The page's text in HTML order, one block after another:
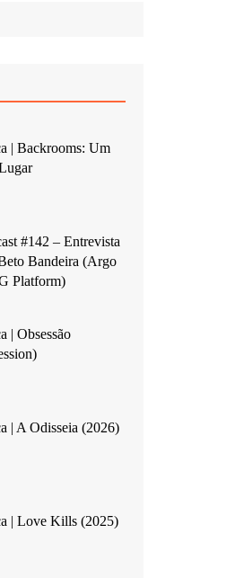
| Backrooms: Um
#142 – Entrevista
Bandeira (Argo
Platform)
| Obsessão
| A Odisseia (2026)
| Love Kills (2025)